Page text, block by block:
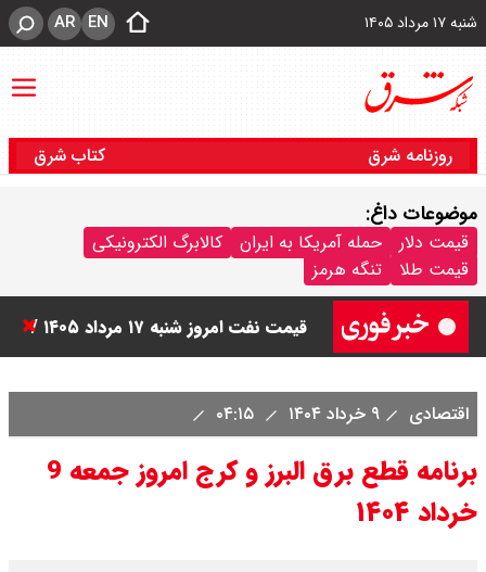
شنبه ۱۷ مرداد ۱۴۰۵ EN
AR
روزنامه شرق کتاب شرق
موضوعات داغ:
قیمت دلار حمله آمریکا به ایران
کالابرگ الکترونیکی
قیمت طلا
تنگه هرمز ۱۴۰۵ اعلام شد/ صعود قیمت سکه
قیمت نفت امروز شنبه ۱۷ مرداد ۱۴۰۵ /
۱۴۰۵ / طلا صعودی شد + جدول
اقتصادی ۹ خرداد ۱۴۰۴
برنامه قطع برق البرز و کرج امروز جمعه 9
خرداد ۱۴۰۴